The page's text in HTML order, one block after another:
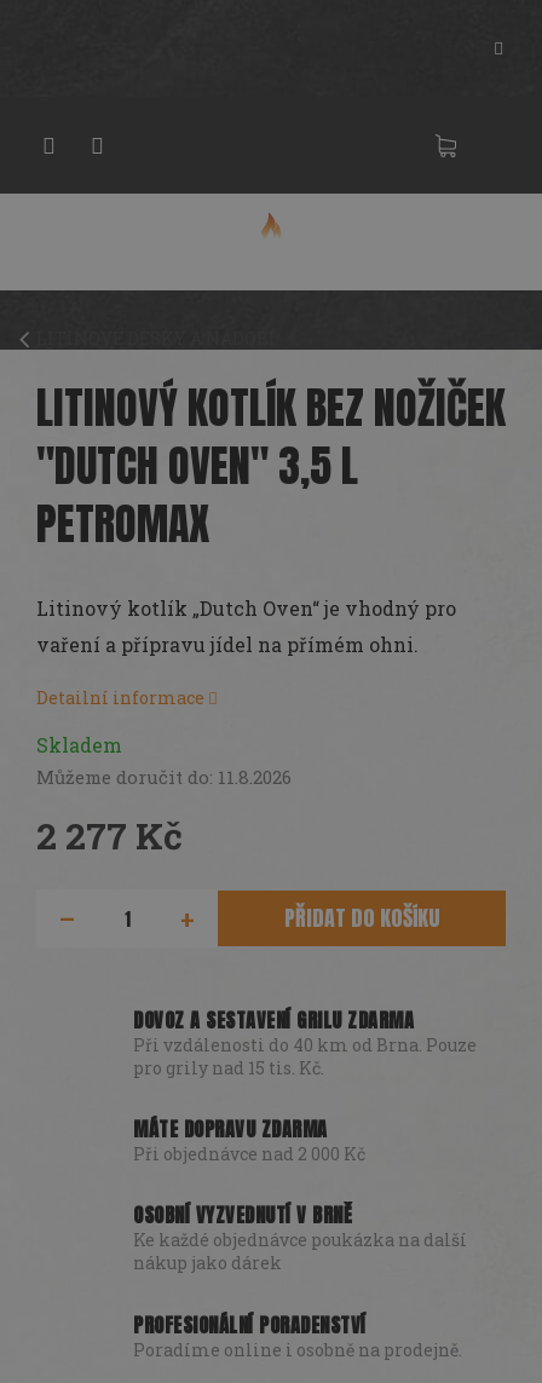
LITINOVÝ KOTLÍK BEZ NOŽIČEK
"DUTCH OVEN" 3,5 L
PETROMAX
2 277 Kč
Skladem
Můžeme doručit do: 11.8.2026
PŘIDAT DO KOŠÍKU
Litinový kotlík „Dutch Oven“ je vhodný pro
vaření a přípravu jídel na přímém ohni.
Detailní informace
DOVOZ A SESTAVENÍ GRILU ZDARMA
Při vzdálenosti do 40 km od Brna. Pouze
pro grily nad 15 tis. Kč.
MÁTE DOPRAVU ZDARMA
Při objednávce nad 2 000 Kč
OSOBNÍ VYZVEDNUTÍ V BRNĚ
Ke každé objednávce poukázka na další
nákup jako dárek
PROFESIONÁLNÍ PORADENSTVÍ
Poradíme online i osobně na prodejně.